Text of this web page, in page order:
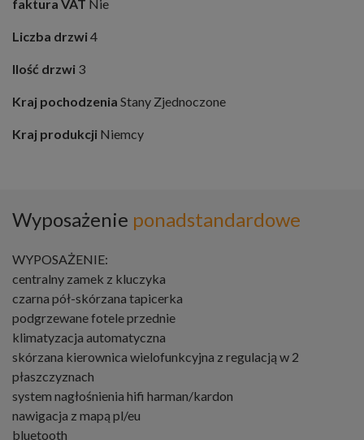
faktura VAT Nie
Liczba drzwi4
Ilość drzwi 3
Kraj pochodzenia Stany Zjednoczone
Kraj produkcji Niemcy
Wyposażenie ponadstandardowe
WYPOSAŻENIE:
centralny zamek z kluczyka
czarna pół-skórzana tapicerka
podgrzewane fotele przednie
klimatyzacja automatyczna
skórzana kierownica wielofunkcyjna z regulacją w 2
płaszczyznach
system nagłośnienia hifi harman/kardon
nawigacja z mapą pl/eu
bluetooth